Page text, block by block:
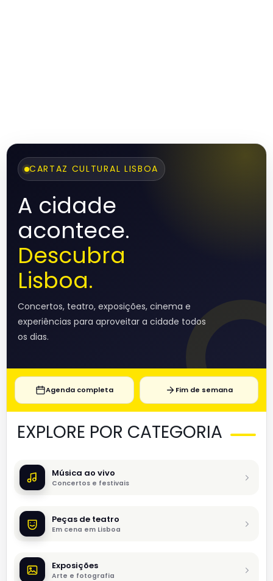
CARTAZ CULTURAL LISBOA
A cidade
acontece.
Descubra
Lisboa.
Concertos, teatro, exposições, cinema e
experiências para aproveitar a cidade todos
os dias.
Agenda completa Fim de semana
EXPLORE POR CATEGORIA
Música ao vivo
Concertos e festivais
Peças de teatro
Em cena em Lisboa
Exposições
Arte e fotografia